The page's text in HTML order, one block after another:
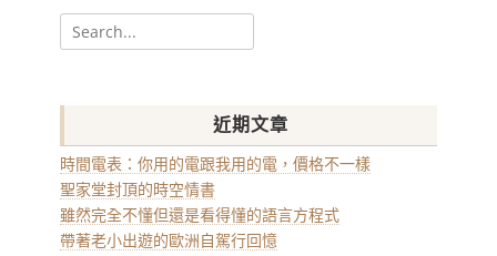
Search
for:
近期文章
時間電表：你用的電跟我用的電，價格不一樣
聖家堂封頂的時空情書
雖然完全不懂但還是看得懂的語言方程式
帶著老小出遊的歐洲自駕行回憶